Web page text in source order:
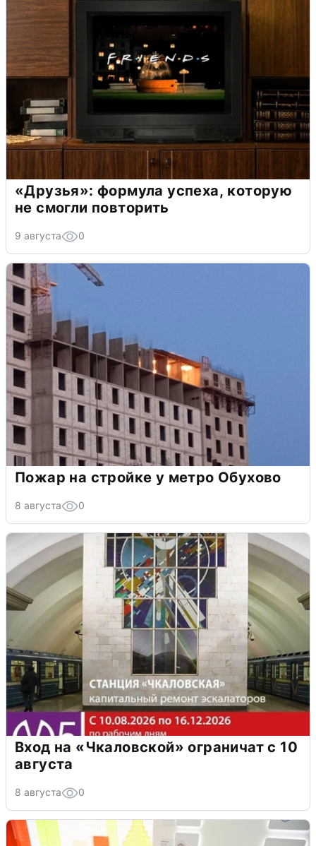
«Друзья»: формула успеха, которую
не смогли повторить
9 августа 0
Пожар на стройке у метро Обухово
8 августа 0
Вход на «Чкаловской» ограничат с 10
августа
8 августа 0